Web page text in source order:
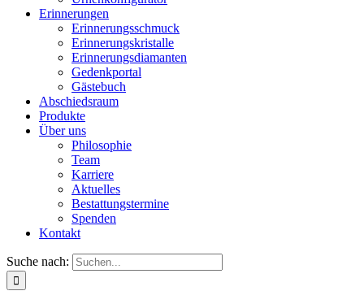
Erinnerungen
Erinnerungsschmuck
Erinnerungskristalle
Erinnerungsdiamanten
Gedenkportal
Gästebuch
Abschiedsraum
Produkte
Über uns
Philosophie
Team
Karriere
Aktuelles
Bestattungstermine
Spenden
Kontakt
Suche nach: